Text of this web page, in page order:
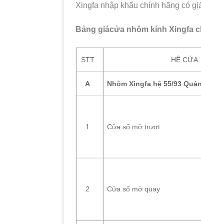
Xingfa nhập khẩu chính hãng có
Bảng giácửa nhôm kính Xingfa
STT HỆ CỬA
A Nhôm Xingfa hệ 55/93
1 Cửa sổ mở trượt
2 Cửa sổ mở quay